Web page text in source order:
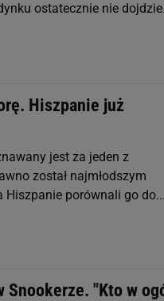
ostatecznie nie dojdzie.
Hiszpanie już
jest za jeden z
został najmłodszym
porównali go do...
Snookerze. "Kto w